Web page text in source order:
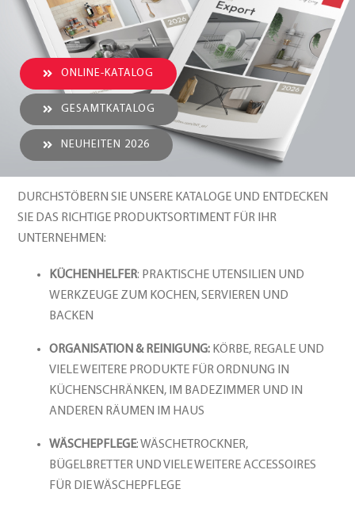
ONLINE-KATALOG
GESAMTKATALOG
NEUHEITEN 2026
DURCHSTÖBERN SIE UNSERE KATALOGE UND ENTDECKEN
SIE DAS RICHTIGE PRODUKTSORTIMENT FÜR IHR
UNTERNEHMEN:
KÜCHENHELFER: PRAKTISCHE UTENSILIEN UND
WERKZEUGE ZUM KOCHEN, SERVIEREN UND
BACKEN
ORGANISATION & REINIGUNG: KÖRBE, REGALE UND
VIELE WEITERE PRODUKTE FÜR ORDNUNG IN
KÜCHENSCHRÄNKEN, IM BADEZIMMER UND IN
ANDEREN RÄUMEN IM HAUS
WÄSCHEPFLEGE: WÄSCHETROCKNER,
BÜGELBRETTER UND VIELE WEITERE ACCESSOIRES
FÜR DIE WÄSCHEPFLEGE